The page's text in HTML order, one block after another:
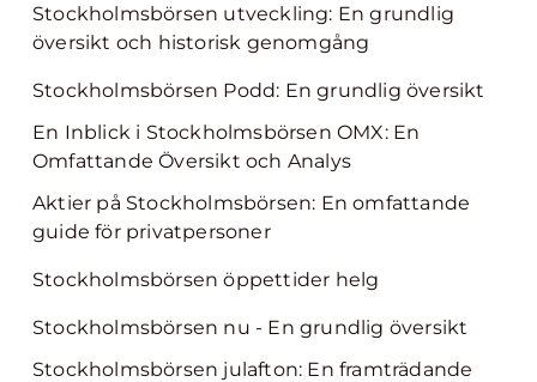
Stockholmsbörsen utveckling: En grundlig
översikt och historisk genomgång
Stockholmsbörsen Podd: En grundlig översikt
En Inblick i Stockholmsbörsen OMX: En
Omfattande Översikt och Analys
Aktier på Stockholmsbörsen: En omfattande
guide för privatpersoner
Stockholmsbörsen öppettider helg
Stockholmsbörsen nu - En grundlig översikt
Stockholmsbörsen julafton: En framträdande